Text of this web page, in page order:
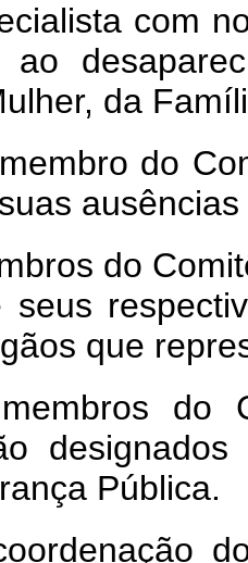
com
ao
da
do
do
seus
que
do
Pública.